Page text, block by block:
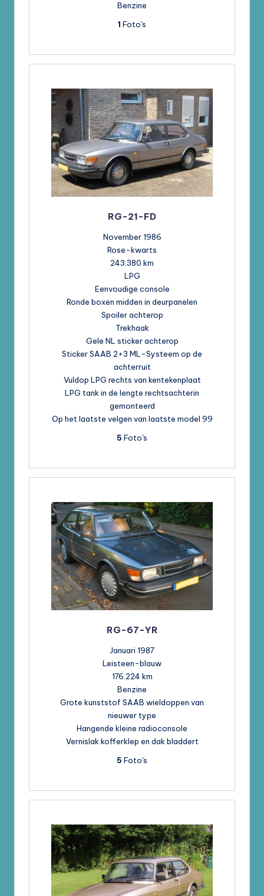
Benzine
1 Foto's
RG-21-FD
November 1986
Rose-kwarts
243.380 km
LPG
Eenvoudige console
Ronde boxen midden in deurpanelen
Spoiler achterop
Trekhaak
Gele NL sticker achterop
Sticker SAAB 2+3 ML-Systeem op de
achterruit
Vuldop LPG rechts van kentekenplaat
LPG tank in de lengte rechtsachterin
gemonteerd
Op het laatste velgen van laatste model 99
5 Foto's
RG-67-YR
Januari 1987
Leisteen-blauw
176.224 km
Benzine
Grote kunststof SAAB wieldoppen van
nieuwer type
Hangende kleine radioconsole
Vernislak kofferklep en dak bladdert
5 Foto's